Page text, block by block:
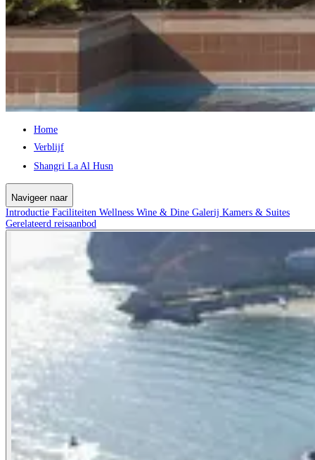
Home
Verblijf
Shangri La Al Husn
Navigeer naar
Introductie Faciliteiten Wellness Wine & Dine Galerij Kamers & Suites
Gerelateerd reisaanbod